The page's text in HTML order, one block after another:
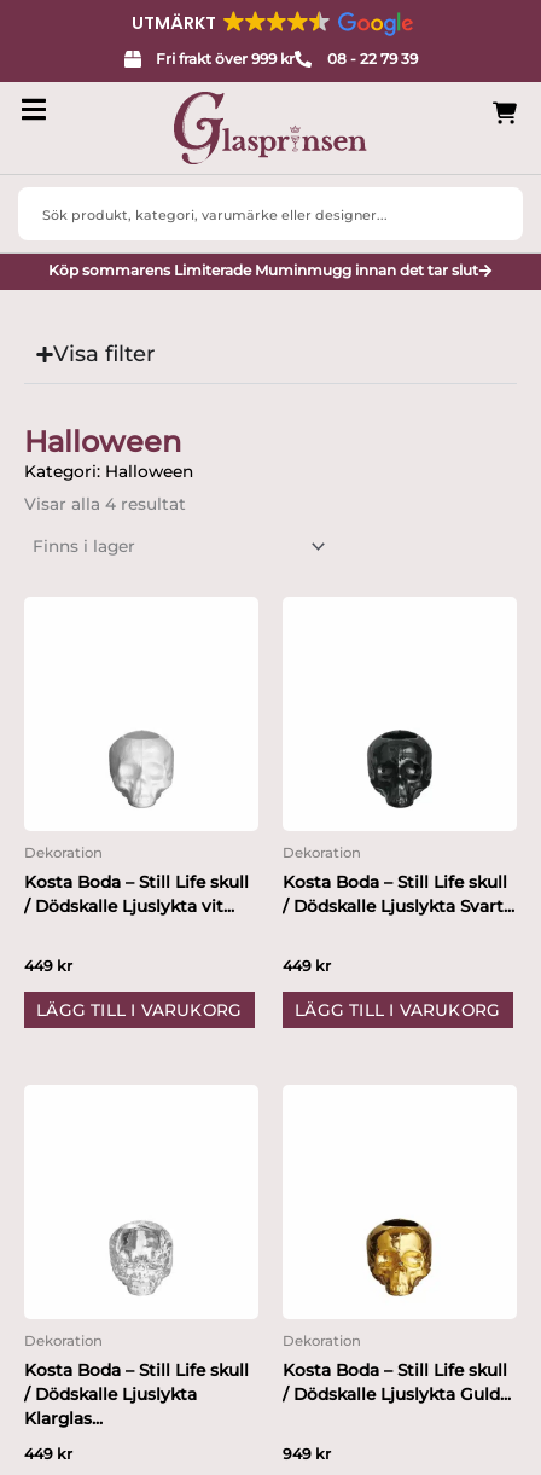
UTMÄRKT
Fri frakt över 999 kr 08 - 22 79 39
Search
Köp sommarens Limiterade Muminmugg innan det tar slut
Visa filter
Halloween
Kategori: Halloween
Visar alla 4 resultat
Dekoration
Kosta Boda – Still Life skull
/ Dödskalle Ljuslykta vit...
449 kr
LÄGG TILL I VARUKORG
Dekoration
Kosta Boda – Still Life skull
/ Dödskalle Ljuslykta Svart...
449 kr
LÄGG TILL I VARUKORG
Dekoration
Kosta Boda – Still Life skull
/ Dödskalle Ljuslykta
Klarglas...
449 kr
Dekoration
Kosta Boda – Still Life skull
/ Dödskalle Ljuslykta Guld...
949 kr